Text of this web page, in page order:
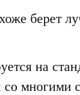
берет
на
многими